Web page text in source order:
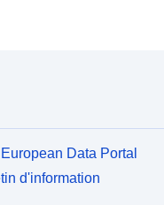
Data Portal
d'information